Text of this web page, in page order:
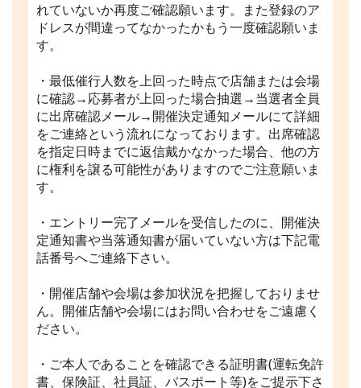
れていないか再度ご確認願います。また登録のア
ドレスが間違ってなかったかもう一度確認願いま
す。
・最低催行人数を上回った時点で店舗または会場
に確認→応募者が上回った場合抽選→当選者全員
に出席確認メール→開催決定通知メールにて詳細
をご連絡という流れになっております。出席確認
を指定日時までに返信戴かなかった場合、他の方
に権利を譲る可能性がありますのでご注意願いま
す。
・エントリー完了メールを受信したのに、開催決
定通知書や当落通知書が届いていない方は下記電
話番号へご連絡下さい。
・開催店舗や会場は参加状況を把握しておりませ
ん。開催店舗や会場にはお問い合わせをご遠慮く
ださい。
・ご本人であることを確認できる証明書(運転免許
書、保険証、社員証、パスポート等)をご提示下さ